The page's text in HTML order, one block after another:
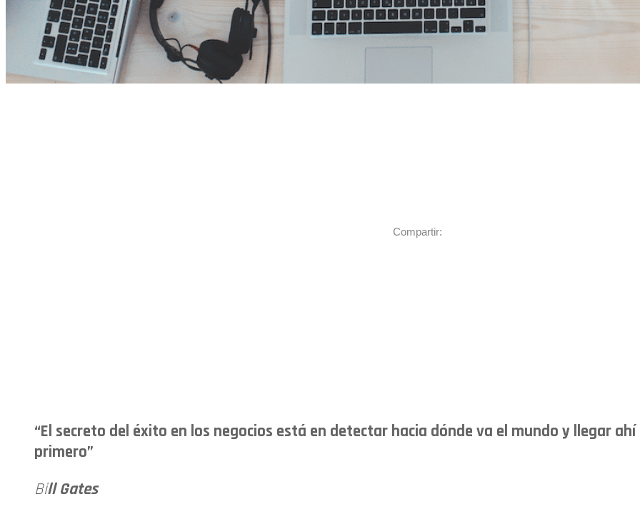
Compartir:
“El secreto del éxito en los negocios está en detectar hacia dónde va el mundo y llegar ahí
primero”
Bill Gates